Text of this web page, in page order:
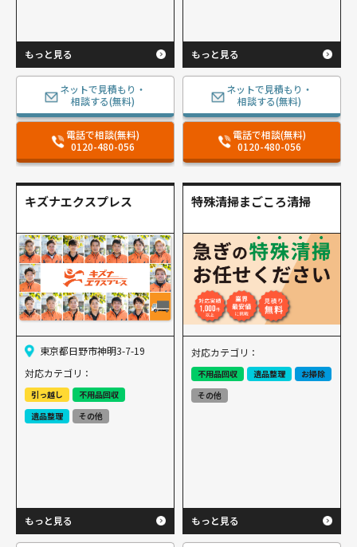
もっと見る
ネットで見積もり・
相談する(無料)
電話で相談(無料)
0120-480-056
もっと見る
ネットで見積もり・
相談する(無料)
電話で相談(無料)
0120-480-056
キズナエクスプレス
東京都日野市神明3-7-19
対応カテゴリ：
引っ越し
不用品回収
遺品整理
その他
もっと見る
特殊清掃まごころ清掃
対応カテゴリ：
不用品回収 遺品整理
お掃除
その他
もっと見る